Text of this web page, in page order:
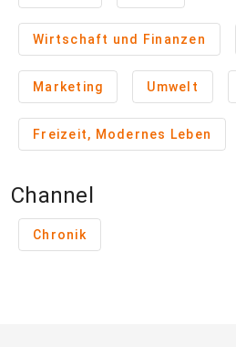
Wirtschaft und Finanzen
Marketing Umwelt
Freizeit, Modernes Leben
Channel
Chronik